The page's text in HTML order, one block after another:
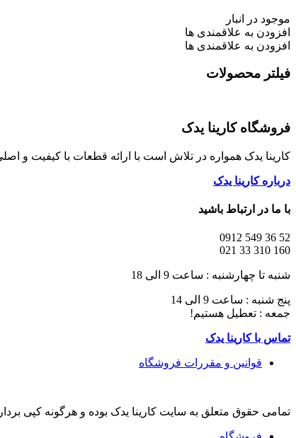
موجود در انبار
افزودن به علاقمندی ها
افزودن به علاقمندی ها
فیلتر محصولات
فروشگاه کارینا یدک
کارینا یدک همواره در تلاش است با ارائه قطعات با کیفیت و
درباره کارینا یدک
با ما در ارتباط باشید
52 36 549 0912
160 310 33 021
شنبه تا چهارشنبه : ساعت 9 الی 18
پنج شنبه : ساعت 9 الی 14
جمعه : تعطیل هستیم!
تماس با کارینا یدک
قوانین و مقررات فروشگاه
تمامی حقوق متعلق به سایت کارینا یدک بوده و هرگونه کپی